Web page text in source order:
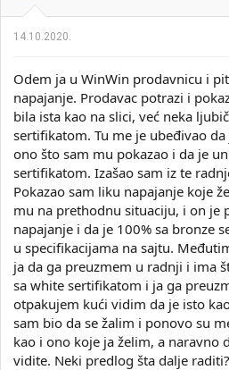
14.10.2020.
Odem ja u WinWin prodavnicu i
napajanje. Prodavac potrazi i
bila ista kao na slici, već neka
sertifikatom. Tu me je ubeđivao
ono što sam mu pokazao i da je
sertifikatom. Izašao sam iz te
Pokazao sam liku napajanje koje
mu na prethodnu situaciju, i on je
napajanje i da je 100% sa bronze
u specifikacijama na sajtu.
ja da ga preuzmem u radnji i ima
sa white sertifikatom i ja ga
otpakujem kući vidim da je isto
sam bio da se žalim i ponovo su
kao i ono koje ja želim, a naravno
vidite. Neki predlog šta dalje raditi?